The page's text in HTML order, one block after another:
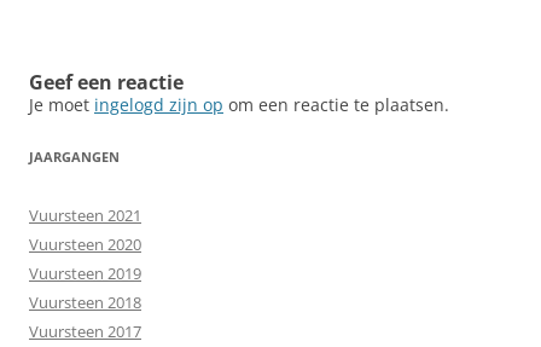
Geef een reactie
Je moet ingelogd zijn op om een reactie te plaatsen.
JAARGANGEN
Vuursteen 2021
Vuursteen 2020
Vuursteen 2019
Vuursteen 2018
Vuursteen 2017